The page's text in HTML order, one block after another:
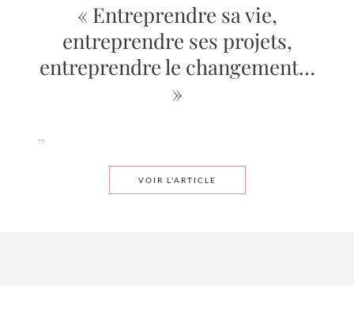
« Entreprendre sa vie,
entreprendre ses projets,
entreprendre le changement…
»
...
VOIR L'ARTICLE